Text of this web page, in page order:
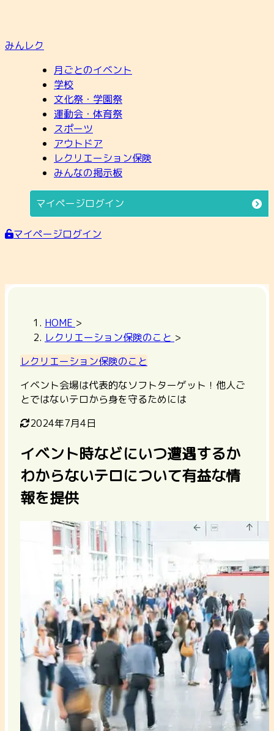
みんレク
月ごとのイベント
学校
文化祭・学園祭
運動会・体育祭
スポーツ
アウトドア
レクリエーション保険
みんなの掲示板
マイページログイン
マイページログイン
HOME >
レクリエーション保険のこと >
レクリエーション保険のこと
イベント会場は代表的なソフトターゲット！他人ご
とではないテロから身を守るためには
2024年7月4日
イベント時などにいつ遭遇するか
わからないテロについて有益な情
報を提供